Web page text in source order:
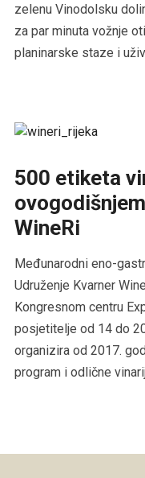
zelenu Vinodolsku
za par minuta vožnje
planinarske staze i
500 etiketa
WineRi
Međunarodni eno-
Udruženje Kvarner
Kongresnom centru
posjetitelje od 14 do
organizira od 2017.
program i odlične